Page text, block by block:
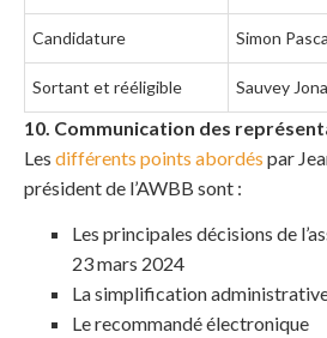
Candidature Simon
Sortant et rééligible Sauvey
10. Communication des
Les différents points abordés par
président de l’AWBB sont :
Les principales décisions de
23 mars 2024
La simplification
Le recommandé électronique